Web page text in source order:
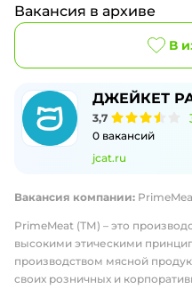
Вакансия в архиве
В
ДЖЕЙКЕТ
3,7
0 вакансий
jcat.ru
Вакансия компании:
PrimeMeat (ТМ) – это
высокими этическими
производством мясной
своих розничных и